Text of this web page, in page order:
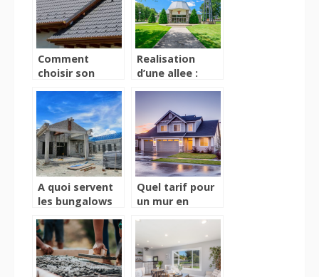
Comment
choisir son
toiture ?
Realisation
d’une allee :
de gravier pour
la resistance de
l’infrastructure
?
A quoi servent
les bungalows
chantiers ?
Quel tarif pour
un mur en
calcul des couts